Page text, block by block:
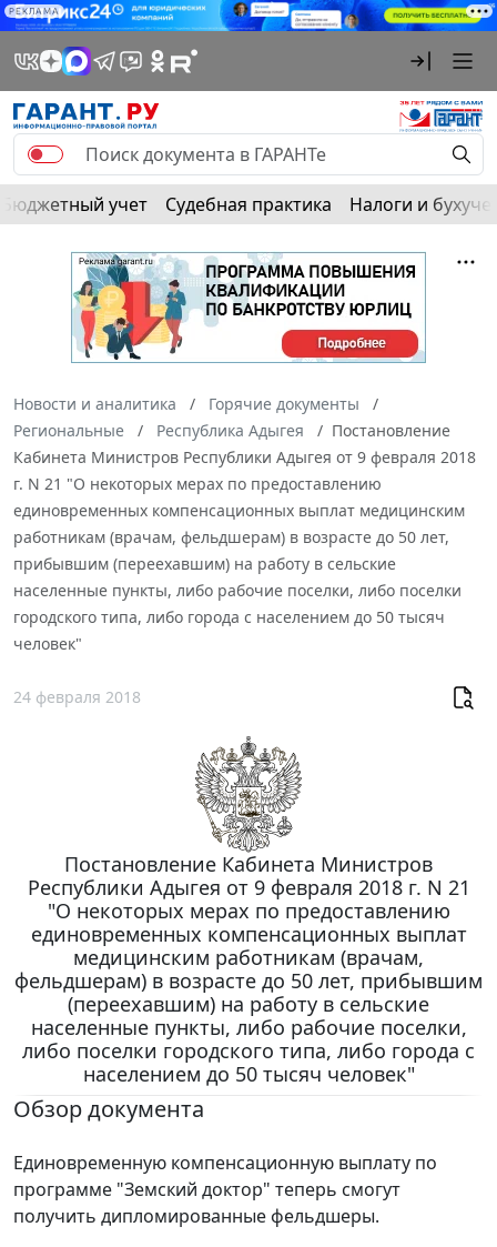
РЕКЛАМА
Бюджетный учет Судебная практика Налоги и
Новости и аналитика
Горячие документы
Региональные
Республика Адыгея
Постановление
Кабинета Министров Республики Адыгея от 9 февраля 2018
г. N 21 "О некоторых мерах по предоставлению
единовременных компенсационных выплат медицинским
работникам (врачам, фельдшерам) в возрасте до 50 лет,
прибывшим (переехавшим) на работу в сельские
населенные пункты, либо рабочие поселки, либо поселки
городского типа, либо города с населением до 50 тысяч
человек"
24 февраля 2018
Постановление Кабинета Министров
Республики Адыгея от 9 февраля 2018 г. N 21
"О некоторых мерах по предоставлению
единовременных компенсационных выплат
медицинским работникам (врачам,
фельдшерам) в возрасте до 50 лет, прибывшим
(переехавшим) на работу в сельские
населенные пункты, либо рабочие поселки,
либо поселки городского типа, либо города с
населением до 50 тысяч человек"
Обзор документа
Единовременную компенсационную выплату по
программе "Земский доктор" теперь смогут
получить дипломированные фельдшеры.